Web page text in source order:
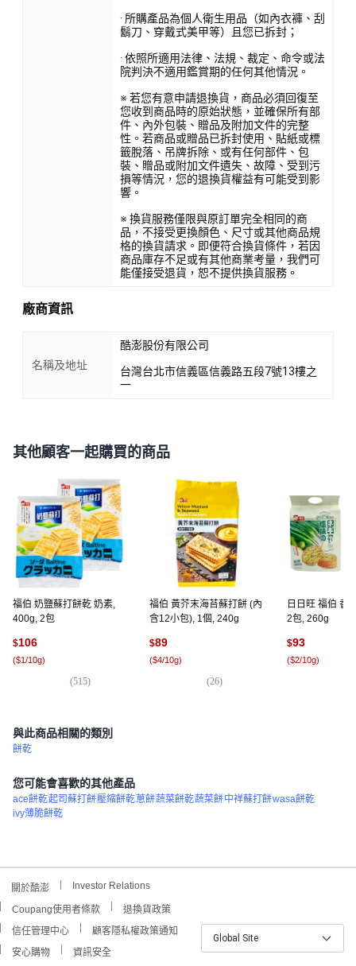
· 所購產品為個人衛生用品（如內衣褲、刮
鬍刀、穿戴式美甲等）且您已拆封；
· 依照所適用法律、法規、裁定、命令或法
院判決不適用鑑賞期的任何其他情況。
※ 若您有意申請退換貨，商品必須回復至
您收到商品時的原始狀態，並確保所有部
件、內外包裝、贈品及附加文件的完整
性。若商品或贈品已拆封使用、貼紙或標
籤脫落、吊牌拆除、或有任何部件、包
裝、贈品或附加文件遺失、故障、受到污
損等情況，您的退換貨權益有可能受到影
響。
※ 換貨服務僅限與原訂單完全相同的商
品，不接受更換顏色、尺寸或其他商品規
格的換貨請求。即便符合換貨條件，若因
商品庫存不足或有其他商業考量，我們可
能僅接受退貨，恕不提供換貨服務。
廠商資訊
名稱及地址
酷澎股份有限公司
台灣台北市信義區信義路五段7號13樓之
一
其他顧客一起購買的商品
福伯 奶鹽蘇打餅乾 奶素,
400g, 2包
$106
($1/10g)
(515)
福伯 黃芥末海苔蘇打餅 (內
含12小包), 1個, 240g
$89
($4/10g)
(26)
日日旺 福伯 香
2包, 260g
$93
($2/10g)
與此商品相關的類別
餅乾
您可能會喜歡的其他產品
ace餅乾起司蘇打餅壓縮餅乾蔥餅蔬菜餅乾蔬菜餅中祥蘇打餅wasa餅乾
ivy薄脆餅乾
關於酷澎 Investor Relations
Coupang使用者條款
退換貨政策
信任管理中心
顧客隱私權政策通知
安心購物
資訊安全
Global Site